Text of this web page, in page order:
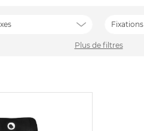
Fixations
Plus de filtres